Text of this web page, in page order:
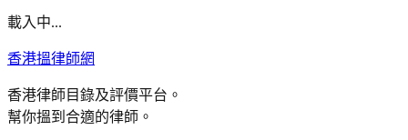
載入中...
香港搵律師網
香港律師目錄及評價平台。
幫你搵到合適的律師。